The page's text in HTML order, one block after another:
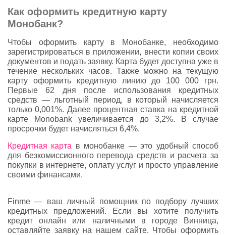
Как оформить кредитную карту
Монобанк?
Чтобы оформить карту в Монобанке, необходимо
зарегистрироваться в приложении, внести копии своих
документов и подать заявку. Карта будет доступна уже в
течение нескольких часов. Также можно на текущую
карту оформить кредитную линию до 100 000 грн.
Первые 62 дня после использования кредитных
средств — льготный период, в который начисляется
только 0,001%. Далее процентная ставка на кредитной
карте Monobank увеличивается до 3,2%. В случае
просрочки будет начисляться 6,4%.
Кредитная карта в монобанке — это удобный способ
для безкомиссионного перевода средств и расчета за
покупки в интернете, оплату услуг и просто управление
своими финансами.
Finme — ваш личный помощник по подбору лучших
кредитных предложений. Если вы хотите получить
кредит онлайн или наличными в городе Винница,
оставляйте заявку на нашем сайте. Чтобы оформить